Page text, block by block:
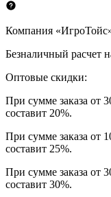
Компания
Безналичный расчет
Оптовые скидки:
При сумме заказа от
составит 20%.
При сумме заказа от
составит 25%.
При сумме заказа от
составит 30%.